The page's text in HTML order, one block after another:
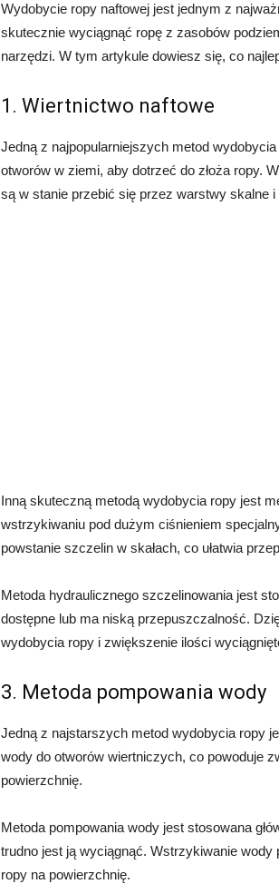
Wydobycie ropy naftowej jest jednym z
skutecznie wyciągnąć ropę z zasobów
narzędzi. W tym artykule dowiesz się, co
1. Wiertnictwo naftowe
Jedną z najpopularniejszych metod
otworów w ziemi, aby dotrzeć do złoża ropy.
są w stanie przebić się przez warstwy skalne
Inną skuteczną metodą wydobycia ropy jest
wstrzykiwaniu pod dużym ciśnieniem
powstanie szczelin w skałach, co ułatwia
Metoda hydraulicznego szczelinowania jest
dostępne lub ma niską przepuszczalność.
wydobycia ropy i zwiększenie ilości
3. Metoda pompowania wody
Jedną z najstarszych metod wydobycia ropy
wody do otworów wiertniczych, co powoduje
powierzchnię.
Metoda pompowania wody jest stosowana
trudno jest ją wyciągnąć. Wstrzykiwanie wody
ropy na powierzchnię.